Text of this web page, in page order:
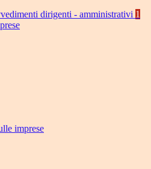
dirigenti - amministrativi 1
imprese